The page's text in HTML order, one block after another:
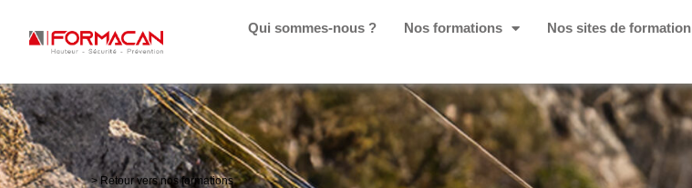
Qui sommes-nous ? Nos formations Nos sites de formation
> Retour vers nos formations